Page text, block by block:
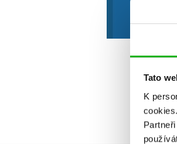
Tato
K
cookies.
Do košíku